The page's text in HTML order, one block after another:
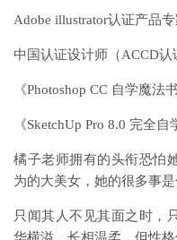
Adobe illustrator认证产品专
中国认证设计师（ACCD认
《Photoshop CC 自学魔法
《SketchUp Pro 8.0 完全
橘子老师拥有的头衔恐怕
为的大美女，她的很多事是
只闻其人不见其面之时，